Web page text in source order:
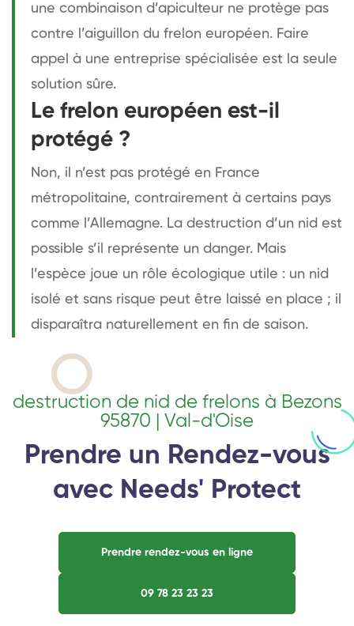
une combinaison d’apiculteur ne protège pas
contre l’aiguillon du frelon européen. Faire
appel à une entreprise spécialisée est la seule
solution sûre.
Le frelon européen est-il
protégé ?
Non, il n’est pas protégé en France
métropolitaine, contrairement à certains pays
comme l’Allemagne. La destruction d’un nid est
possible s’il représente un danger. Mais
l’espèce joue un rôle écologique utile : un nid
isolé et sans risque peut être laissé en place ; il
disparaîtra naturellement en fin de saison.
destruction de nid de frelons à Bezons
95870 | Val-d'Oise
Prendre un Rendez-vous
avec Needs' Protect
Prendre rendez-vous en ligne
09 78 23 23 23